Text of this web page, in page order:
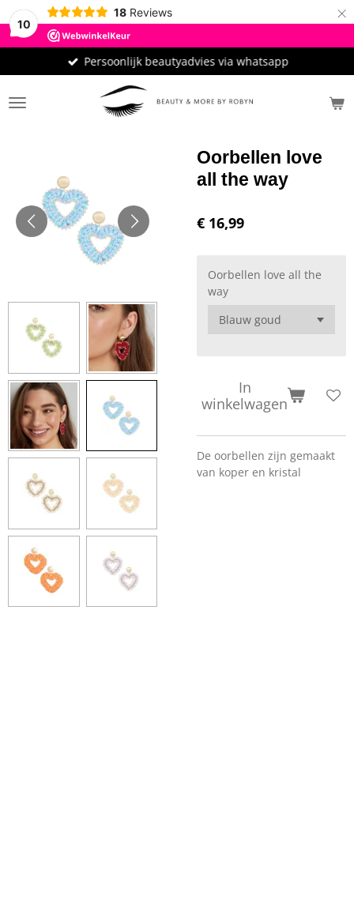
10
18 Reviews ×
Persoonlijk beautyadvies via whatsapp
Oorbellen love
all the way
€ 16,99
Oorbellen love all the
way
In
winkelwagen
De oorbellen zijn gemaakt
van koper en kristal